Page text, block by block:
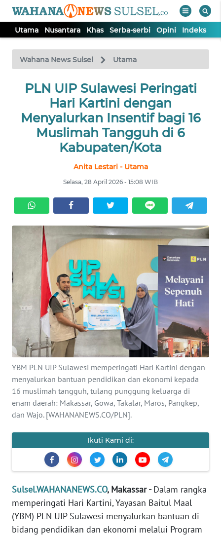
Utama Nusantara Khas Serba-serbi Opini Indeks
Wahana News Sulsel Utama
PLN UIP Sulawesi Peringati
Hari Kartini dengan
Menyalurkan Insentif bagi 16
Muslimah Tangguh di 6
Kabupaten/Kota
Anita Lestari - Utama
Selasa, 28 April 2026 - 15:08 WIB
YBM PLN UIP Sulawesi memperingati Hari Kartini dengan
menyalurkan bantuan pendidikan dan ekonomi kepada
16 muslimah tangguh, tulang punggung keluarga di
enam daerah: Makassar, Gowa, Takalar, Maros, Pangkep,
dan Wajo. [WAHANANEWS.CO/PLN].
Ikuti Kami di:
Sulsel.WAHANANEWS.CO, Makassar -Dalam rangka
memperingati Hari Kartini, Yayasan Baitul Maal
(YBM) PLN UIP Sulawesi menyalurkan bantuan di
bidang pendidikan dan ekonomi melalui Program
TV
Tutup
UTAMA
NUSANTARA
OPINI
IKLAN
TENTANG
KAMI
PEDOMAN
MEDIA
REDAKSI
DISCLAIMER
Wahana